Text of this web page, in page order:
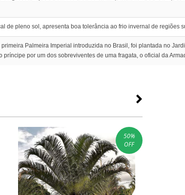
de pleno sol, apresenta boa tolerância ao frio invernal de
primeira Palmeira Imperial introduzida no Brasil, foi plantada no
príncipe por um dos sobreviventes de uma fragata, o oficial da
50%
OFF